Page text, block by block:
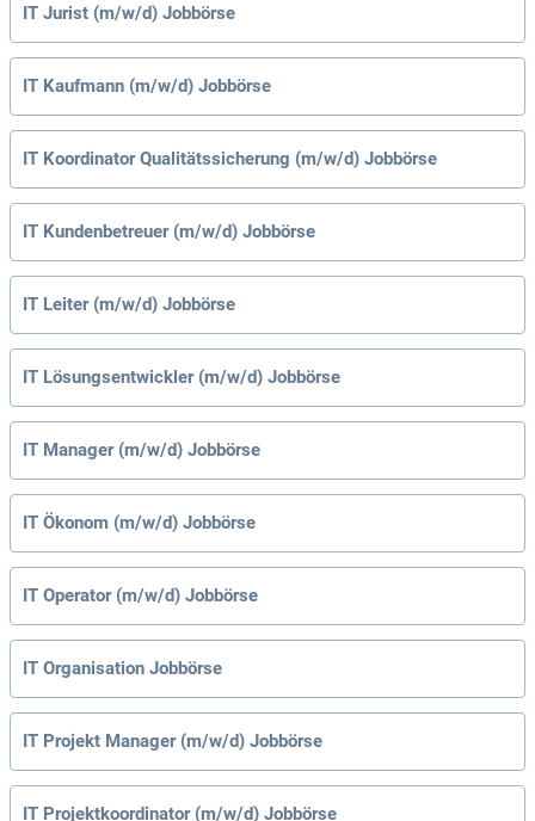
IT Jurist (m/w/d) Jobbörse
IT Kaufmann (m/w/d) Jobbörse
IT Koordinator Qualitätssicherung (m/w/d) Jobbörse
IT Kundenbetreuer (m/w/d) Jobbörse
IT Leiter (m/w/d) Jobbörse
IT Lösungsentwickler (m/w/d) Jobbörse
IT Manager (m/w/d) Jobbörse
IT Ökonom (m/w/d) Jobbörse
IT Operator (m/w/d) Jobbörse
IT Organisation Jobbörse
IT Projekt Manager (m/w/d) Jobbörse
IT Projektkoordinator (m/w/d) Jobbörse